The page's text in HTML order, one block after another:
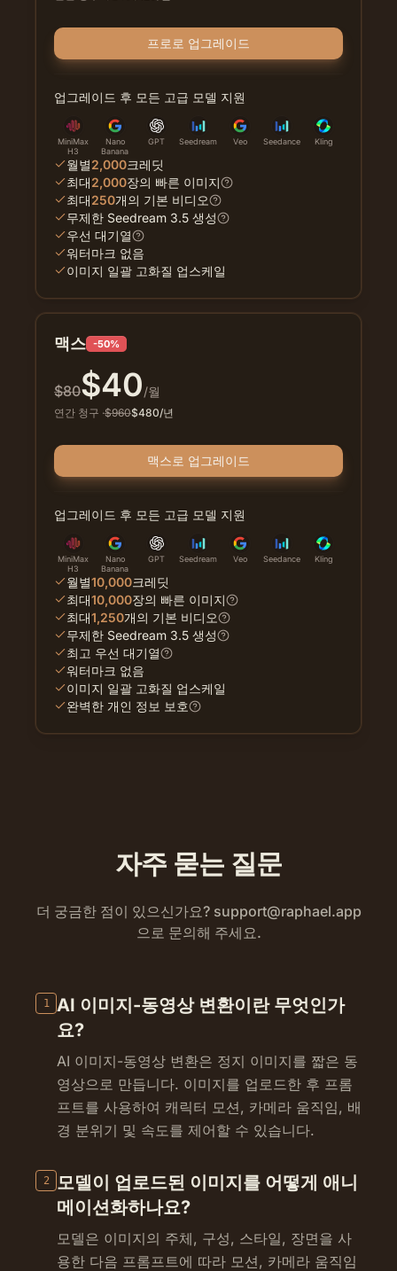
프로로 업그레이드
업그레이드 후 모든 고급 모델 지원
MiniMax
H3
Nano
Banana
GPT Seedream Veo Seedance Kling
월별2,000크레딧
최대2,000장의 빠른 이미지
최대250개의 기본 비디오
무제한 Seedream 3.5 생성
우선 대기열
워터마크 없음
이미지 일괄 고화질 업스케일
맥스 -50%
$80$40/월
연간 청구 ·$960$480/년
맥스로 업그레이드
업그레이드 후 모든 고급 모델 지원
MiniMax
H3
Nano
Banana
GPT Seedream Veo Seedance Kling
월별10,000크레딧
최대10,000장의 빠른 이미지
최대1,250개의 기본 비디오
무제한 Seedream 3.5 생성
최고 우선 대기열
워터마크 없음
이미지 일괄 고화질 업스케일
완벽한 개인 정보 보호
자주 묻는 질문
더 궁금한 점이 있으신가요? support@raphael.app
으로 문의해 주세요.
1
AI 이미지-동영상 변환이란 무엇인가
요?
AI 이미지-동영상 변환은 정지 이미지를 짧은 동
영상으로 만듭니다. 이미지를 업로드한 후 프롬
프트를 사용하여 캐릭터 모션, 카메라 움직임, 배
경 분위기 및 속도를 제어할 수 있습니다.
2
모델이 업로드된 이미지를 어떻게 애니
메이션화하나요?
모델은 이미지의 주체, 구성, 스타일, 장면을 사
용한 다음 프롬프트에 따라 모션, 카메라 움직임